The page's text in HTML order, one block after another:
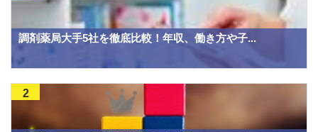
調剤薬局大手5社を徹底比較！年収、働き方や子...
2